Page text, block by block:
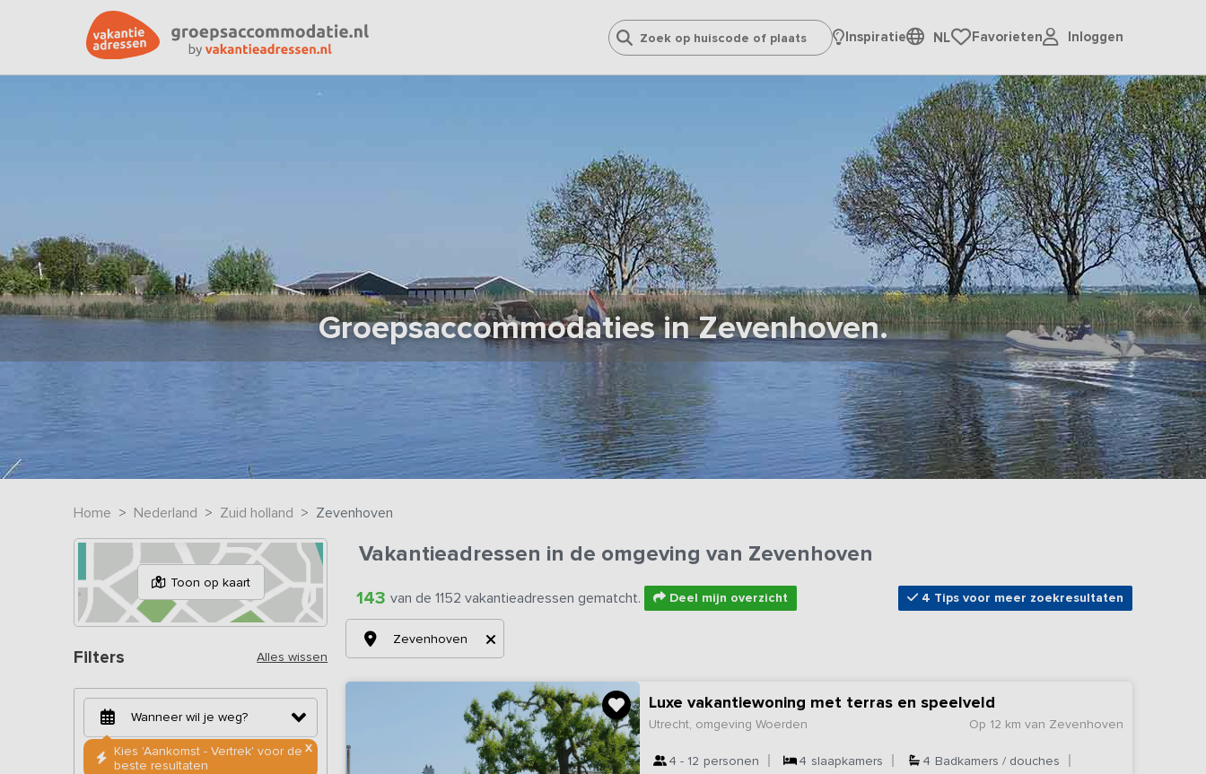
Inspiratie NL Favorieten Inloggen
Groepsaccommodaties in Zevenhoven.
Home Nederland Zuid holland Zevenhoven
Toon op kaart
Filters Alles wissen
X
Kies 'Aankomst - Vertrek' voor de
beste resultaten
Vakantieadressen in de omgeving van Zevenhoven
143 van de 1152 vakantieadressen gematcht. Deel mijn overzicht 4 Tips voor meer zoekresultaten
Zevenhoven
Luxe vakantiewoning met terras en speelveld
Op 12 km van Zevenhoven
Utrecht, omgeving Woerden
4 - 12 personen 4 slaapkamers 4 Badkamers / douches